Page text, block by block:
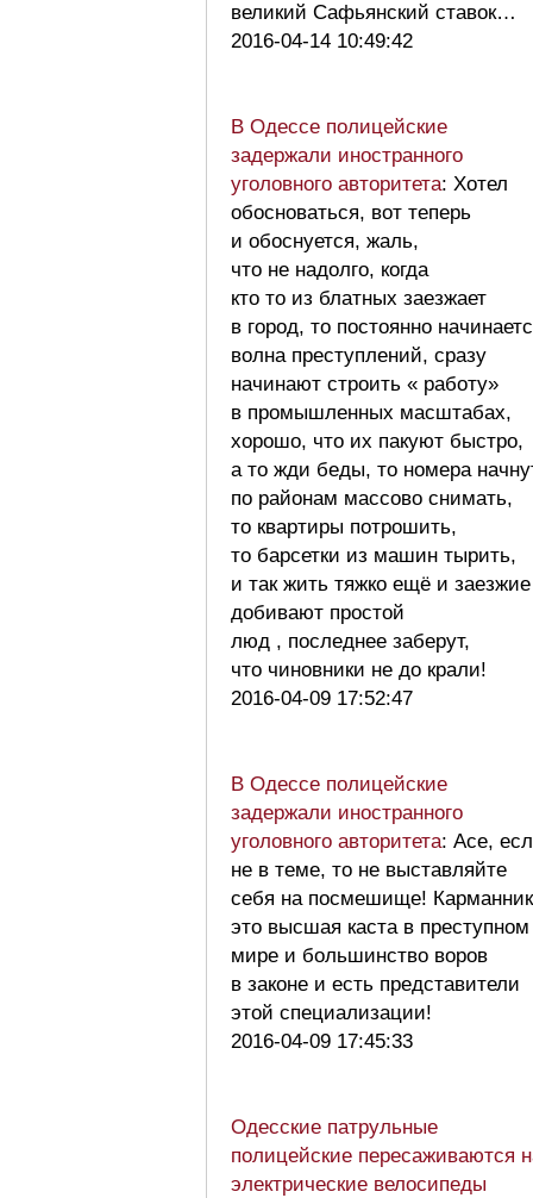
великий Сафьянский ставок…
2016-04-14 10:49:42
В Одессе полицейские
задержали иностранного
уголовного авторитета: Хотел
обосноваться, вот теперь
и обоснуется, жаль,
что не надолго, когда
кто то из блатных заезжает
в город, то постоянно
волна преступлений, сразу
начинают строить « работу»
в промышленных масштабах,
хорошо, что их пакуют быстро,
а то жди беды, то номера
по районам массово снимать,
то квартиры потрошить,
то барсетки из машин тырить,
и так жить тяжко ещё и заезжие
добивают простой
люд , последнее заберут,
что чиновники не до крали!
2016-04-09 17:52:47
В Одессе полицейские
задержали иностранного
уголовного авторитета: Асе,
не в теме, то не выставляйте
себя на посмешище!
это высшая каста в преступном
мире и большинство воров
в законе и есть представители
этой специализации!
2016-04-09 17:45:33
Одесские патрульные
полицейские пересаживаются
электрические велосипеды